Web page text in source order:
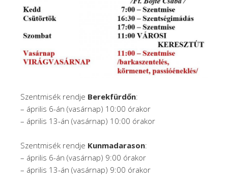
Szentmisék rendje Berekfürdőn:
– április 6-án (vasárnap) 10:00 órakor
– április 13-án (vasárnap) 10:00 órakor
Szentmisék rendje Kunmadarason:
– április 6-án (vasárnap) 9:00 órakor
– április 13-án (vasárnap) 9:00 órakor